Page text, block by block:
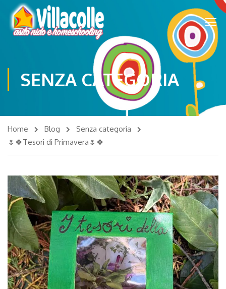
SENZA CATEGORIA
Home Blog
Senza categoria
🌷🍀Tesori di Primavera🌷🍀